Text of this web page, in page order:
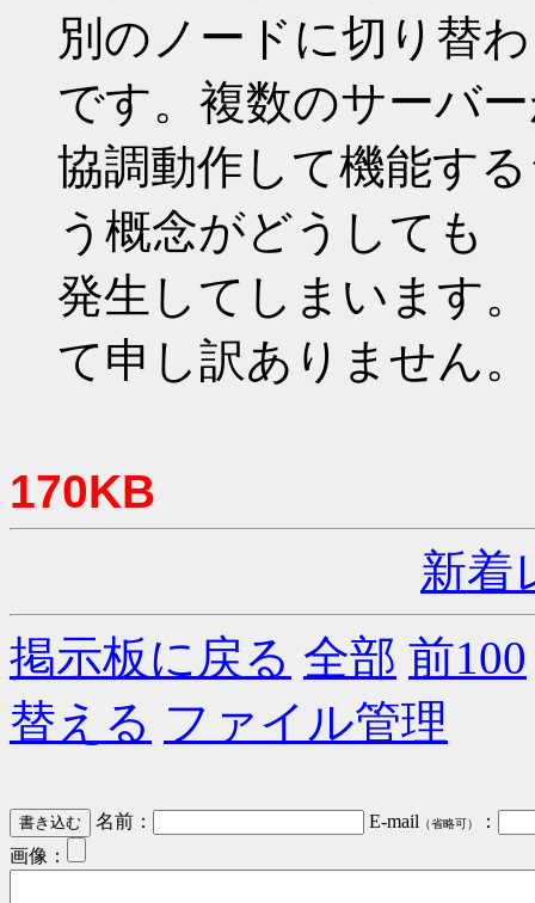
別のノードに切り替
です。複数のサーバ
協調動作して機能す
う概念がどうしても
発生してしまいます
て申し訳ありません。
170KB
新着
掲示板に戻る 全部 前100
替える ファイル管理
名前： E-mail （省略可）
：
画像：